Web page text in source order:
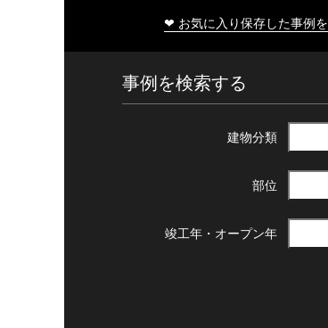
❤ お気に入り保存した事例
事例を検索する
建物分類
部位
竣工年・ オープン年